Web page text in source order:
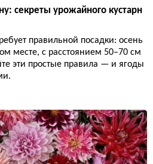
секреты урожайного кустарн
правильной посадки: осень
месте, с расстоянием 50–70 см
эти простые правила — и ягоды